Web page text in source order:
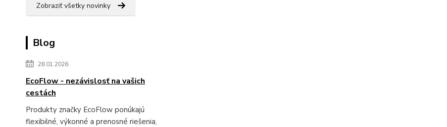
Zobraziť všetky novinky
Blog
28.01.2026
EcoFlow - nezávislosť na vašich
cestách
Produkty značky EcoFlow ponúkajú
flexibilné, výkonné a prenosné riešenia,